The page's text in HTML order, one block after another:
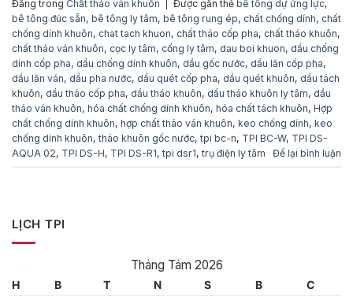
Đăng trong Chất tháo ván khuôn Được gắn thẻ bê tông dự ứng lực,
bê tông đúc sẵn, bê tông ly tâm, bê tông rung ép, chất chống dính, chất
chống dính khuôn, chat tach khuon, chất tháo cốp pha, chất tháo khuôn,
chất tháo ván khuôn, cọc ly tâm, cống ly tâm, dau boi khuon, dầu chống
dính cốp pha, dầu chống dính khuôn, dầu gốc nước, dầu lăn cốp pha,
dầu lăn ván, dầu pha nước, dầu quét cốp pha, dầu quét khuôn, dầu tách
khuôn, dầu tháo cốp pha, dầu tháo khuôn, dầu tháo khuôn ly tâm, dầu
tháo ván khuôn, hóa chất chống dính khuôn, hóa chất tách khuôn, Hợp
chất chống dính khuôn, hợp chất tháo ván khuôn, keo chống dính, keo
chống dính khuôn, tháo khuôn gốc nước, tpi bc-n, TPI BC-W, TPI DS-
AQUA 02, TPI DS-H, TPI DS-R1, tpi dsr1, trụ điện ly tâm Để lại bình luận
LỊCH TPI
Tháng Tám 2026
H B T N S B
C